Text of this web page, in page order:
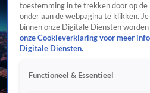
toestemming in te trekken door op
onder aan de webpagina te klikken.
binnen onze Digitale Diensten
onze Cookieverklaring voor meer
Digitale Diensten.
Functioneel & Essentieel